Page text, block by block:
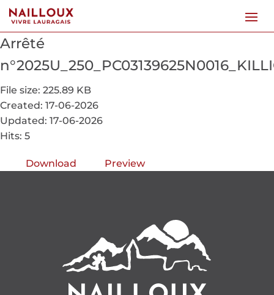
Arrêté
File size: 225.89 KB
Created: 17-06-2026
Updated: 17-06-2026
Hits: 5
Download Preview